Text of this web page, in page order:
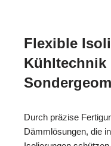
Flexible
Kühltechnik
Durch präzise
Dämmlösungen, die